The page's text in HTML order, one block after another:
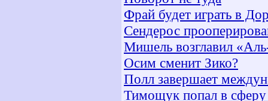
Фрай будет играть в
Сендерос
Мишель возглавил
Осим сменит Зико?
Полл завершает
Тимощук попал в сферу